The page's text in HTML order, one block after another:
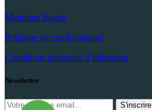
Mentions légales
Politique de confidentialité
Conditions générales d’utilisation
Newsletter
S'inscrire